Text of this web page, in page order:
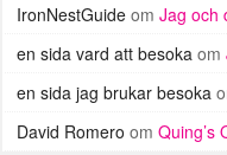
IronNestGuide om Jag och
en sida vard att besoka om
en sida jag brukar besoka
David Romero om Quing’s Quest